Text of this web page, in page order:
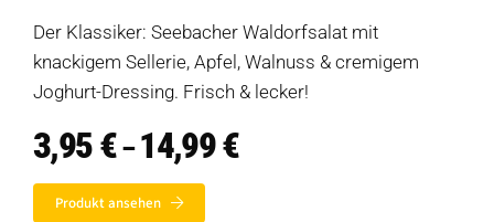
Der Klassiker: Seebacher Waldorfsalat mit
knackigem Sellerie, Apfel, Walnuss & cremigem
Joghurt-Dressing. Frisch & lecker!
3,95€ –14,99€Preisspanne:
3,95 €
Produkt ansehen